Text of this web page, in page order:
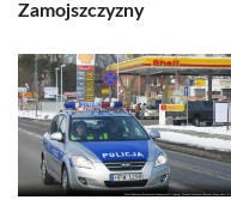
Zamojszczyzny